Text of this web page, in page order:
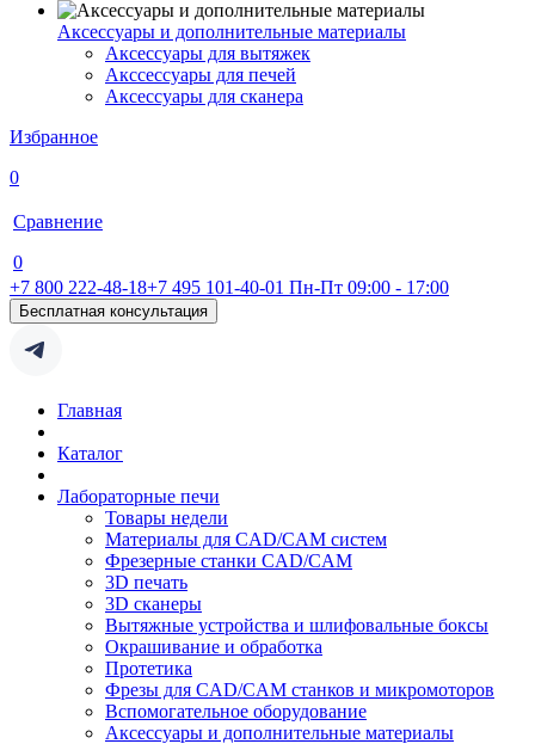
Аксессуары и дополнительные материалы
Аксессуары для вытяжек
Акссессуары для печей
Аксессуары для сканера
Избранное
0
Сравнение
0
+7 800 222-48-18+7 495 101-40-01 Пн-Пт 09:00 - 17:00
Бесплатная консультация
Главная
Каталог
Лабораторные печи
Товары недели
Материалы для CAD/CAM систем
Фрезерные станки CAD/CAM
3D печать
3D сканеры
Вытяжные устройства и шлифовальные боксы
Окрашивание и обработка
Протетика
Фрезы для CAD/CAM станков и микромоторов
Вспомогательное оборудование
Аксессуары и дополнительные материалы